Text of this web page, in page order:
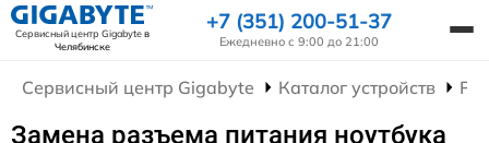
Сервисный центр Gigabyteв
Челябинске
+7 (351) 200-51-37
Ежедневно с 9:00 до 21:00
Сервисный центр Gigabyte Каталог устройств
Замена разъема питания ноутбука